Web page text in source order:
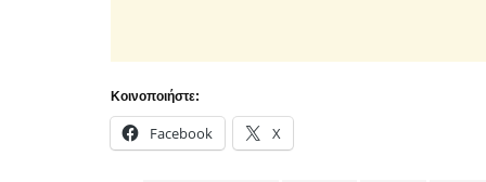
Κοινοποιήστε:
Facebook X